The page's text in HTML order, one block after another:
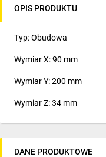
OPIS PRODUKTU
Typ: Obudowa
Wymiar X: 90 mm
Wymiar Y: 200 mm
Wymiar Z: 34 mm
DANE PRODUKTOWE